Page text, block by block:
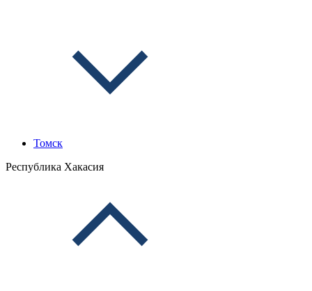
Томск
Республика Хакасия